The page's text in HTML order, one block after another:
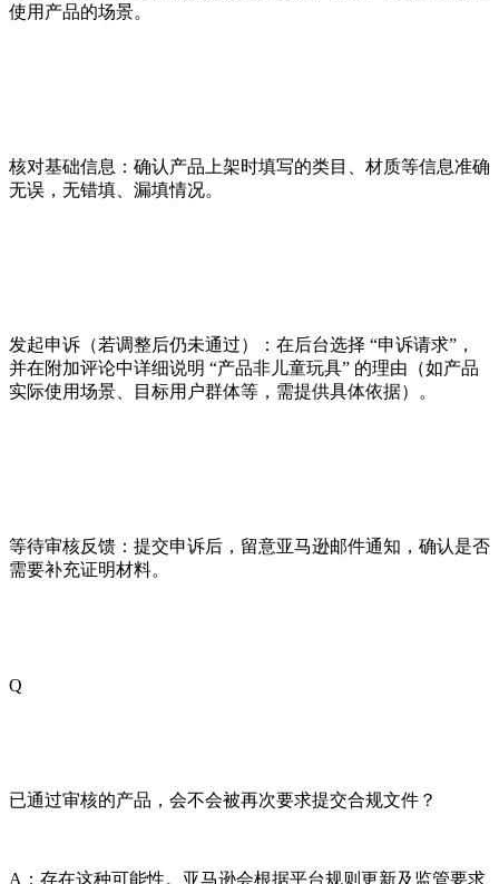
使用产品的场景。
核对基础信息：确认产品上架时填写的类目、材质等信息准确
无误，无错填、漏填情况。
发起申诉（若调整后仍未通过）：在后台选择 “申诉请求”，
并在附加评论中详细说明 “产品非儿童玩具” 的理由（如产品
实际使用场景、目标用户群体等，需提供具体依据）。
等待审核反馈：提交申诉后，留意亚马逊邮件通知，确认是否
需要补充证明材料。
Q
已通过审核的产品，会不会被再次要求提交合规文件？
A：存在这种可能性。亚马逊会根据平台规则更新及监管要求